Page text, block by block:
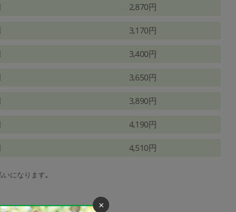
2,870円
3,170円
3,400円
3,650円
3,890円
4,190円
4,510円
になります｡
×